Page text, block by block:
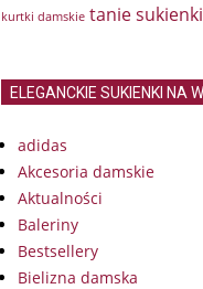
kurtki damskie tanie
ELEGANCKIE SUKIENKI NA
adidas
Akcesoria damskie
Aktualności
Baleriny
Bestsellery
Bielizna damska